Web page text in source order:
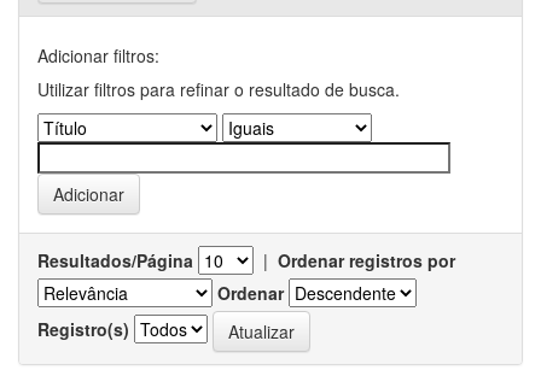
Adicionar filtros:
Utilizar filtros para refinar o resultado de busca.
Resultados/Página | Ordenar registros por
Ordenar
Registro(s)